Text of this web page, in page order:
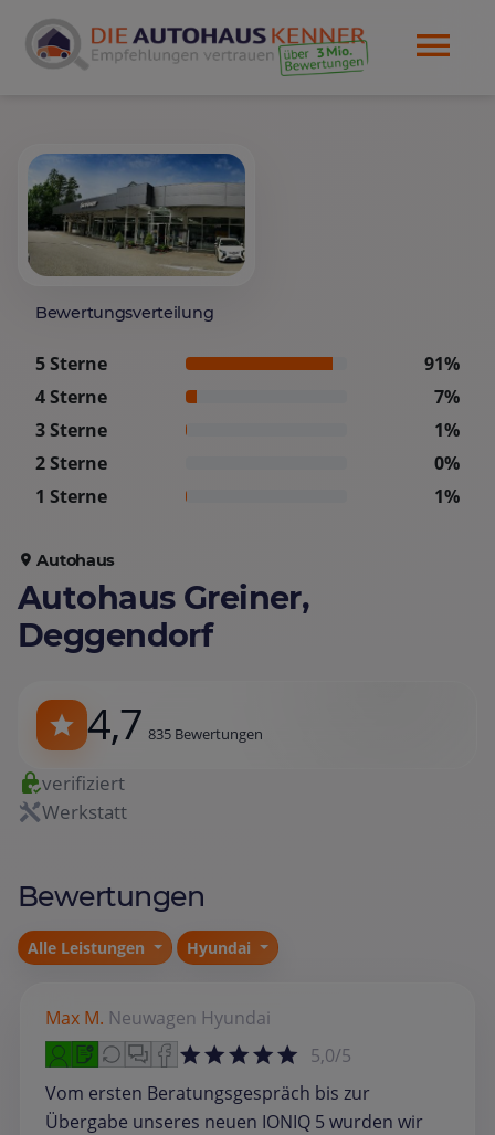
Bewertungsverteilung
5 Sterne
91%
4 Sterne
7%
3 Sterne
1%
2 Sterne
0%
1 Sterne
1%
Autohaus
Autohaus Greiner,
Deggendorf
4,7 835 Bewertungen
verifiziert
Werkstatt
Bewertungen
Alle Leistungen Hyundai
Max M. Neuwagen Hyundai
5,0/5
Vom ersten Beratungsgespräch bis zur
Übergabe unseres neuen IONIQ 5 wurden wir